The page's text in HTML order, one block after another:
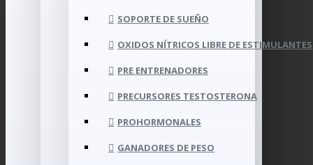
SOPORTE DE SUEÑO
OXIDOS NÍTRICOS LIBRE DE ESTIMULANTES
PRE ENTRENADORES
PRECURSORES TESTOSTERONA
PROHORMONALES
GANADORES DE PESO